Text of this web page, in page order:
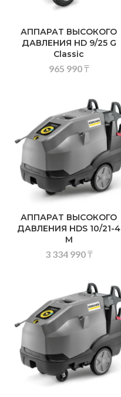
АППАРАТ ВЫСОКОГО
ДАВЛЕНИЯ HD 9/25 G
Classic
965 990₸
АППАРАТ ВЫСОКОГО
ДАВЛЕНИЯ HDS 10/21-4
M
3 334 990₸